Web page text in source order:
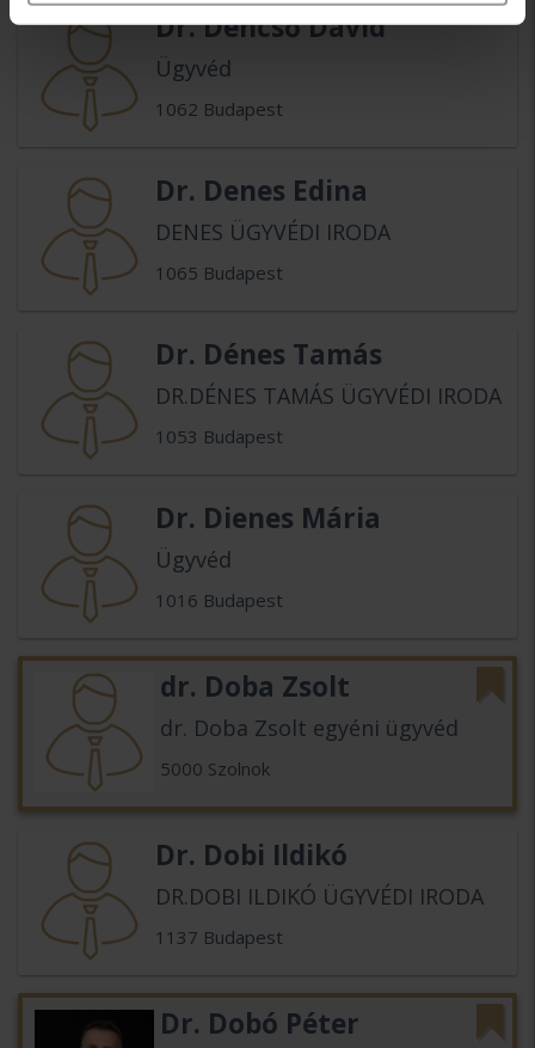
Dr. Dencső Dávid
Ügyvéd
1062 Budapest
Dr. Denes Edina
DENES ÜGYVÉDI IRODA
1065 Budapest
Dr. Dénes Tamás
DR.DÉNES TAMÁS ÜGYVÉDI IRODA
1053 Budapest
Dr. Dienes Mária
Ügyvéd
1016 Budapest
dr. Doba Zsolt
dr. Doba Zsolt egyéni ügyvéd
5000 Szolnok
Dr. Dobi Ildikó
DR.DOBI ILDIKÓ ÜGYVÉDI IRODA
1137 Budapest
Dr. Dobó Péter